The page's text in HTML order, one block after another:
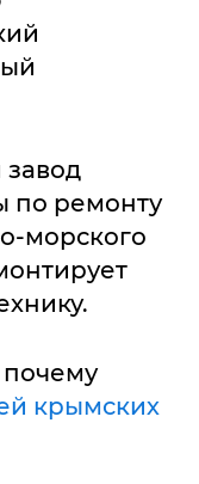
по ремонту
морского
крымских